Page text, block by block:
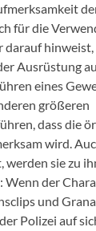
für die
darauf hinweist,
Ausrüstung
eines
größeren
dass die
wird.
werden sie zu
der
und
Polizei auf